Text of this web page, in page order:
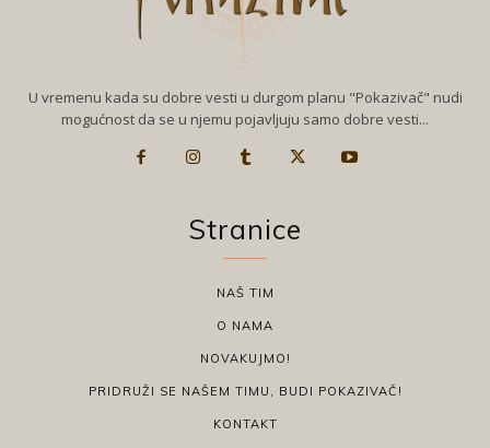
U vremenu kada su dobre vesti u durgom planu "Pokazivač" nudi
mogućnost da se u njemu pojavljuju samo dobre vesti...
Stranice
NAŠ TIM
O NAMA
NOVAKUJMO!
PRIDRUŽI SE NAŠEM TIMU, BUDI POKAZIVAČ!
KONTAKT